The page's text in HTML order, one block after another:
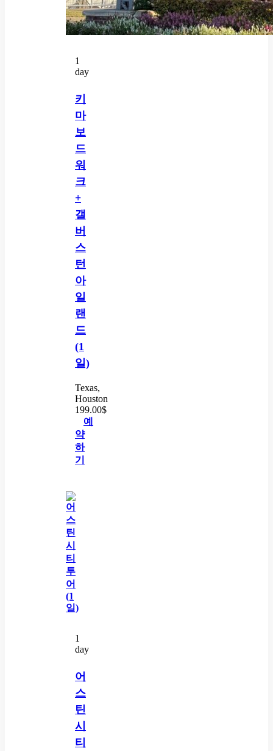
1
day
키
마
보
드
워
크
+
갤
버
스
턴
아
일
랜
드
(1
일)
Texas,
Houston
199.00$
예
약
하
기
1
day
어
스
틴
시
티